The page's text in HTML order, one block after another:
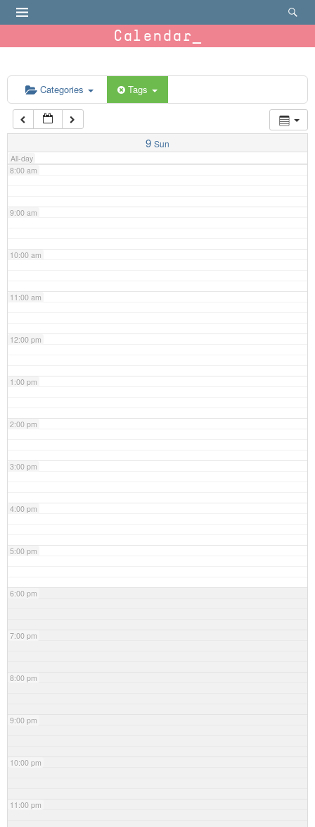
Calendar
Categories Tags
9 Sun
All-day
6:00 am
7:00 am
8:00 am
9:00 am
10:00 am
11:00 am
12:00 pm
1:00 pm
2:00 pm
3:00 pm
4:00 pm
5:00 pm
6:00 pm
7:00 pm
8:00 pm
9:00 pm
10:00 pm
11:00 pm